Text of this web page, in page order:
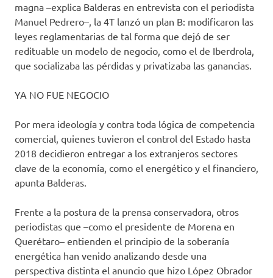
magna –explica Balderas en entrevista con el periodista
Manuel Pedrero–, la 4T lanzó un plan B: modificaron las
leyes reglamentarias de tal forma que dejó de ser
redituable un modelo de negocio, como el de Iberdrola,
que socializaba las pérdidas y privatizaba las ganancias.
YA NO FUE NEGOCIO
Por mera ideología y contra toda lógica de competencia
comercial, quienes tuvieron el control del Estado hasta
2018 decidieron entregar a los extranjeros sectores
clave de la economía, como el energético y el financiero,
apunta Balderas.
Frente a la postura de la prensa conservadora, otros
periodistas que –como el presidente de Morena en
Querétaro– entienden el principio de la soberanía
energética han venido analizando desde una
perspectiva distinta el anuncio que hizo López Obrador